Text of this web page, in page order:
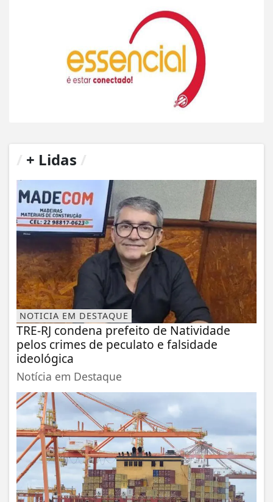
+ Lidas
NOTICIA EM DESTAQUE
TRE-RJ condena prefeito de Natividade
pelos crimes de peculato e falsidade
ideológica
Notícia em Destaque